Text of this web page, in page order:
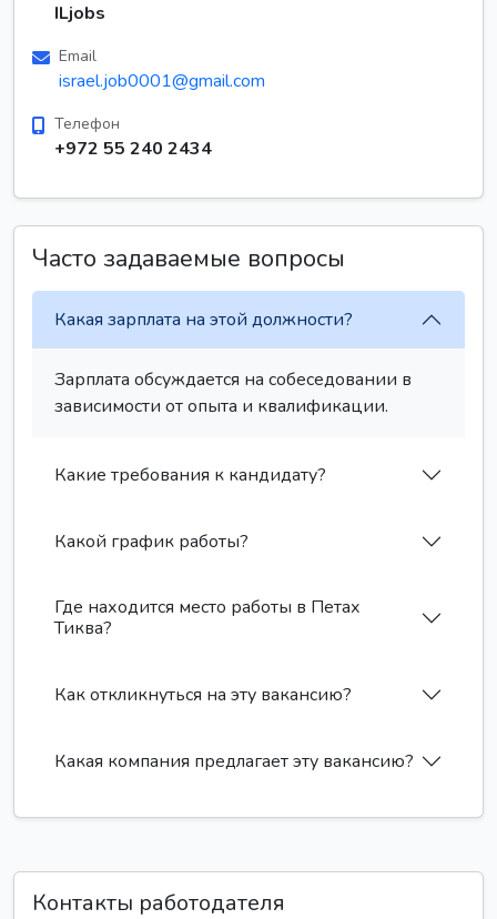
ILjobs
Email
israel.job0001@gmail.com
Телефон
+972 55 240 2434
Часто задаваемые вопросы
Какая зарплата на этой должности?
Зарплата обсуждается на собеседовании в
зависимости от опыта и квалификации.
Какие требования к кандидату?
Какой график работы?
Где находится место работы в Петах
Тиква?
Как откликнуться на эту вакансию?
Какая компания предлагает эту вакансию?
Контакты работодателя